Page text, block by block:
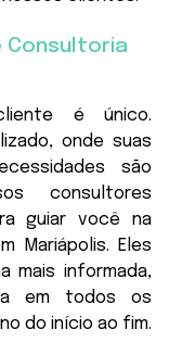
Consultoria
é único.
onde suas
são
consultores
guiar você na
Mariápolis. Eles
mais informada,
em todos os
do início ao fim.